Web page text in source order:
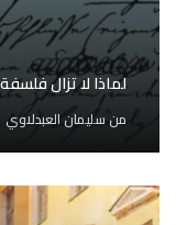
لماذا لا تزال
من سليمان العبدلاوي